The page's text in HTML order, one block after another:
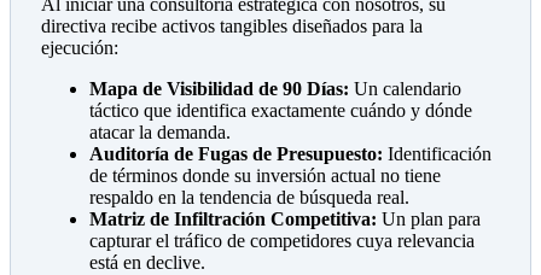
Al iniciar una consultoría estratégica con nosotros, su
directiva recibe activos tangibles diseñados para la
ejecución:
Mapa de Visibilidad de 90 Días: Un calendario
táctico que identifica exactamente cuándo y dónde
atacar la demanda.
Auditoría de Fugas de Presupuesto: Identificación
de términos donde su inversión actual no tiene
respaldo en la tendencia de búsqueda real.
Matriz de Infiltración Competitiva: Un plan para
capturar el tráfico de competidores cuya relevancia
está en declive.